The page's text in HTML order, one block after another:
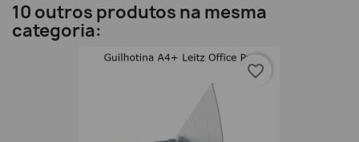
10 outros produtos na mesma
categoria:
favorite_border